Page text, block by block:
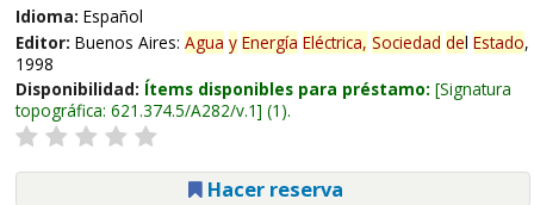
Idioma: Español
Editor: Buenos Aires: Agua y Energía Eléctrica, Sociedad del Estado,
1998
Disponibilidad: Ítems disponibles para préstamo: Signatura
topográfica: 621.374.5/A282/v.1 (1).
Hacer reserva